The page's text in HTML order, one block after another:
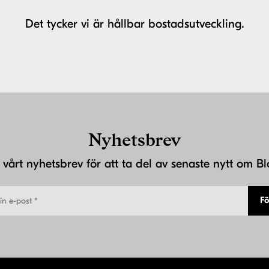
Det tycker vi är hållbar bostadsutveckling.
Nyhetsbrev
vårt nyhetsbrev för att ta del av senaste nytt om